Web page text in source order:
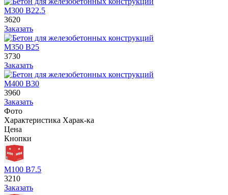
М300 В22.5
3620
Заказать
М350 В25
3730
Заказать
М400 В30
3960
Заказать
Фото
Характеристика Харак-ка
Цена
Кнопки
М100 В7.5
3210
Заказать